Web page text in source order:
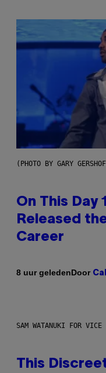
(PHOTO BY GARY
On This Day
Released
Career
8 uur geledenDoor
SAM WATANUKI FOR VICE
This